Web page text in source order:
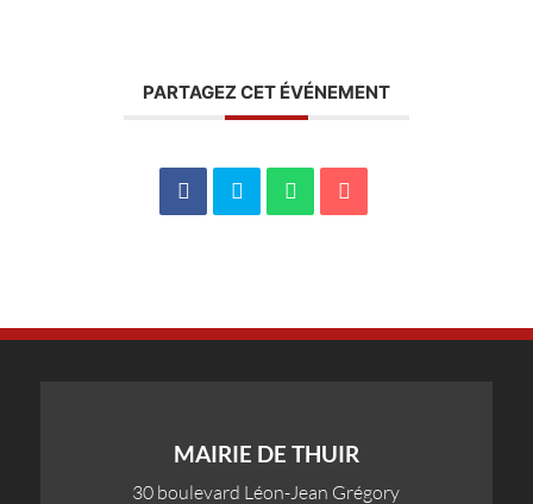
PARTAGEZ CET ÉVÉNEMENT
MAIRIE DE THUIR
30 boulevard Léon-Jean Grégory